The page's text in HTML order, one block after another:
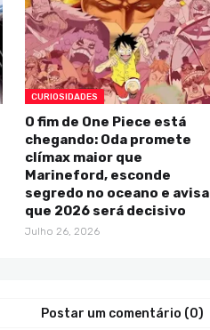
CURIOSIDADES
O fim de One Piece está
chegando: Oda promete
clímax maior que
Marineford, esconde
segredo no oceano e avisa
que 2026 será decisivo
Julho 26, 2026
Postar um comentário (0)